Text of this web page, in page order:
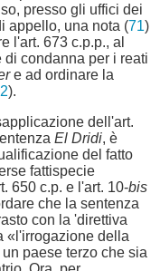
presso gli uffici dei
appello, una nota (71)
l'art. 673 c.p.p., al
condanna per i reati
e ad ordinare la
).
dell'art.
El Dridi, è
del fatto
fattispecie
650 c.p. e l'art. 10-bis
che la sentenza
con la 'direttiva
«l'irrogazione della
paese terzo che sia